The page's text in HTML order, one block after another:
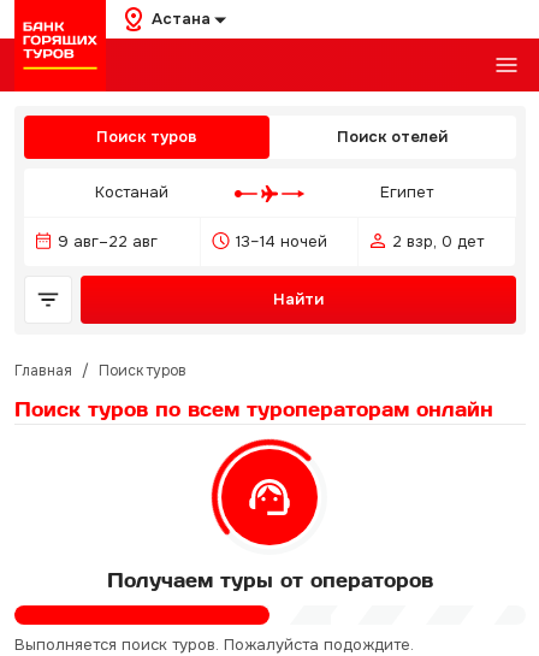
Астана
Поиск туров Поиск отелей
Костанай Египет
9 авг–22 авг 13–14 ночей 2 взр, 0 дет
Найти
Главная / Поиск туров
Поиск туров по всем туроператорам онлайн
Получаем туры от операторов
Выполняется поиск туров. Пожалуйста подождите.